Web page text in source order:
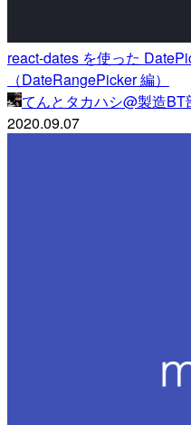
react-dates を使った
（DateRangePicker 編）
てんとタカハシ@製造BT
2020.09.07